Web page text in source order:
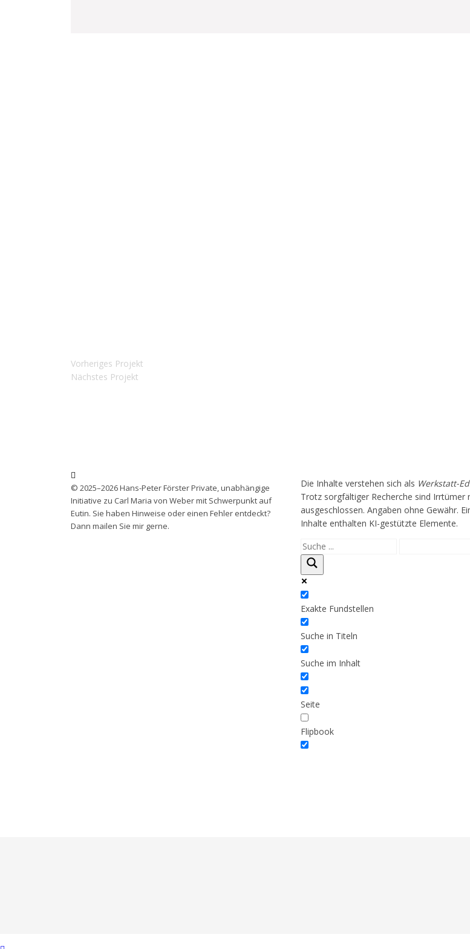
Vorheriges Projekt
Nächstes Projekt
© 2025–2026 Hans-Peter Förster Private, unabhängige
Initiative zu Carl Maria von Weber mit Schwerpunkt auf
Eutin. Sie haben Hinweise oder einen Fehler entdeckt?
Dann mailen Sie mir gerne.
Die Inhalte verstehen sich als Werkstatt-
Trotz sorgfältiger Recherche sind Irrtümer
ausgeschlossen. Angaben ohne Gewähr.
Inhalte enthalten KI-gestützte Elemente.
Exakte Fundstellen
Suche in Titeln
Suche im Inhalt
Seite
Flipbook